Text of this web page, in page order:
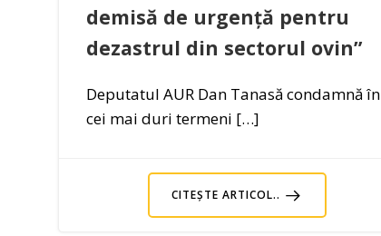
demisă de urgență pentru
dezastrul din sectorul ovin”
Deputatul AUR Dan Tanasă condamnă în
cei mai duri termeni […]
CITEȘTE ARTICOL..